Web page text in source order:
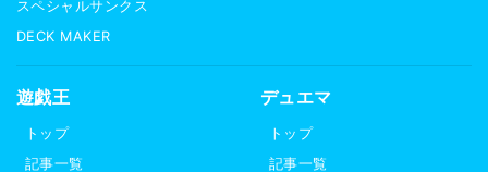
スペシャルサンクス
DECK MAKER
遊戯王
トップ
記事一覧
デュエマ
トップ
記事一覧